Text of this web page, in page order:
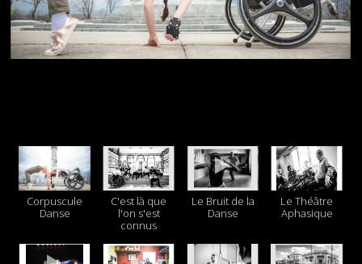
Corpuscule
Danse
C'est là que
l'on s'est
connus
Le Bruit de la
Danse
Le Théâtre
Aphasique